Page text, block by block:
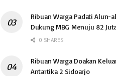
Ribuan Warga Padati Alun-
Dukung MBG Menuju 82
0 SHARES
Ribuan Warga Doakan
Antartika 2 Sidoarjo